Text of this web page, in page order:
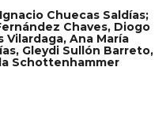
Chuecas Saldías;
Chaves, Diogo
Vilardaga, Ana María
Gleydi Sullón Barreto,
Schottenhammer